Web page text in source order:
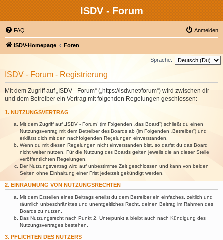
ISDV - Forum
FAQ Anmelden
ISDV-Homepage Foren
Sprache:
ISDV - Forum - Registrierung
Mit dem Zugriff auf „ISDV - Forum“ („https://isdv.net/forum“) wird zwischen dir
und dem Betreiber ein Vertrag mit folgenden Regelungen geschlossen:
1. NUTZUNGSVERTRAG
Mit dem Zugriff auf „ISDV - Forum“ (im Folgenden „das Board“) schließt du einen
Nutzungsvertrag mit dem Betreiber des Boards ab (im Folgenden „Betreiber“) und
erklärst dich mit den nachfolgenden Regelungen einverstanden.
Wenn du mit diesen Regelungen nicht einverstanden bist, so darfst du das Board
nicht weiter nutzen. Für die Nutzung des Boards gelten jeweils die an dieser Stelle
veröffentlichten Regelungen.
Der Nutzungsvertrag wird auf unbestimmte Zeit geschlossen und kann von beiden
Seiten ohne Einhaltung einer Frist jederzeit gekündigt werden.
2. EINRÄUMUNG VON NUTZUNGSRECHTEN
Mit dem Erstellen eines Beitrags erteilst du dem Betreiber ein einfaches, zeitlich und
räumlich unbeschränktes und unentgeltliches Recht, deinen Beitrag im Rahmen des
Boards zu nutzen.
Das Nutzungsrecht nach Punkt 2, Unterpunkt a bleibt auch nach Kündigung des
Nutzungsvertrages bestehen.
3. PFLICHTEN DES NUTZERS